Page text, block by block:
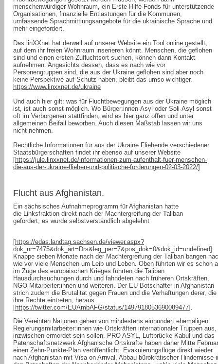
menschenwürdiger Wohnraum, ein Erste-Hilfe-Fonds für unterstützende
Organisationen, finanzielle Entlastungen für die Kommunen,
umfassende Sprachmittlungsangebote für die ukrainische Sprache und
mehr eingefordert.
Das linXXnet hat derweil auf unserer Website ein Tool online gestellt,
auf dem ihr freien Wohnraum inserieren könnt. Menschen, die geflohen
sind und einen ersten Zufluchtsort suchen, können dann Kontakt
aufnehmen. Angesichts dessen, dass es nach wie vor
Personengruppen sind, die aus der Ukraine geflohen sind aber noch
keine Perspektive auf Schutz haben, bleibt das umso wichtiger.
https://www.linxxnet.de/ukraine
Und auch hier gilt: was für Fluchtbewegungen aus der Ukraine möglich
ist, ist auch sonst möglich. Wo Bürger:innen-Asyl oder Soli-Asyl sonst
oft im Verborgenen stattfinden, wird es hier ganz offen und unter
allgemeinen Beifall beworben. Auch diesen Maßstab lassen wir uns
nicht nehmen.
Rechtliche Informationen für aus der Ukraine Fliehende verschiedener
Staatsbürgerschaften findet ihr ebenso auf unserer Website
[https://jule.linxxnet.de/informationen-zum-aufenthalt-fuer-menschen-
die-aus-der-ukraine-fliehen-und-politische-forderungen-02-03-2022/]
Flucht aus Afghanistan.
Ein sächsisches Aufnahmeprogramm für Afghanistan hatte
die Linksfraktion direkt nach der Machtergreifung der Taliban
gefordert, es wurde selbstverständlich abgelehnt
[https://edas.landtag.sachsen.de/viewer.aspx?
dok_nr=7475&dok_art=Drs&leg_per=7&pos_dok=0&dok_id=undefined].
Knappe sieben Monate nach der Machtergreifung der Taliban bangen
wie vor viele Menschen um Leib und Leben. Oben führten wir es schon
im Zuge des europäischen Krieges führten die Taliban
Hausdurchsuchungen durch und fahndeten nach früheren Ortskräften,
NGO-Mitarbeiter:innen und weiteren. Der EU-Botschafter in Afghanistan
strich zudem die Brutalität gegen Frauen und die Verhaftungen derer, die
ihre Rechte eintreten, heraus
[https://twitter.com/EUAmbAFG/status/1497918053690089477].
Die Vereinten Nationen gehen von mindestens einhundert ehemaligen
Regierungsmitarbeiter:innen wie Ortskräften internationaler Truppen aus,
inzwischen ermordet sein sollen. PRO ASYL, Luftbrücke Kabul und das
Patenschaftsnetzwerk Afghanische Ortskräfte haben daher Mitte Februar
einen Zehn-Punkte-Plan veröffentlicht. Evakuierungsflüge direkt wieder
nach Afghanistan mit Visa on Arrival, Abbau bürokratischer Hindernisse